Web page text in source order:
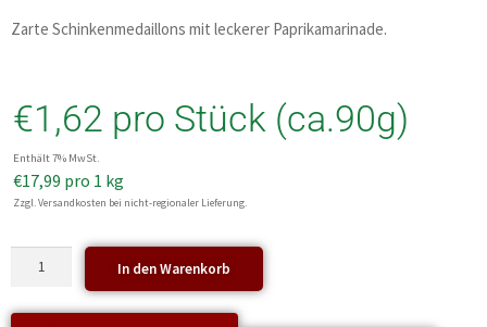
Zarte Schinkenmedaillons mit leckerer Paprikamarinade.
€1,62 pro Stück (ca.90g)
Enthält 7% MwSt.
€17,99 pro 1 kg
Zzgl. Versandkosten bei nicht-regionaler Lieferung.
In den Warenkorb